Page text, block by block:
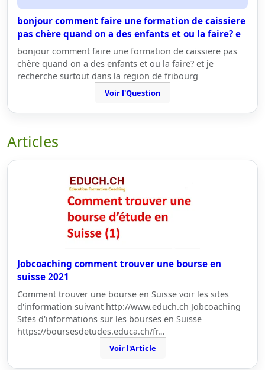
bonjour comment faire une formation de caissiere
pas chère quand on a des enfants et ou la faire? e
bonjour comment faire une formation de caissiere pas
chère quand on a des enfants et ou la faire? et je
recherche surtout dans la region de fribourg
Voir l'Question
Articles
Jobcoaching comment trouver une bourse en
suisse 2021
Comment trouver une bourse en Suisse voir les sites
d'information suivant http://www.educh.ch Jobcoaching
Sites d'informations sur les bourses en Suisse
https://boursesdetudes.educa.ch/fr…
Voir l'Article